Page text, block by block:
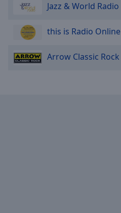
Jazz & World Radio
this is Radio Online
Arrow Classic Rock